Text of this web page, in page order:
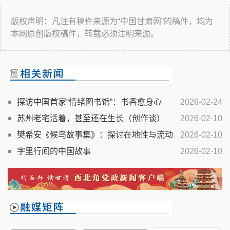
版权声明：凡注有稿件来源为“中国甘肃网”的稿件，均为
本网原创版权稿件，转载必须注明来源。
2026-02-24
探访中国首家“情绪图书馆”：书香愈身心
2026-02-10
苏州老宅活着，甚至还在生长（创作谈）
2026-02-10
樊希安《候鸟故事集》：探讨在地性与流动
性的文学表达
2026-02-10
字里行间的中国故事